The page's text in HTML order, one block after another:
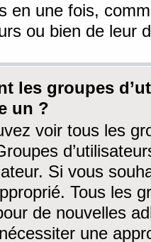
en une fois,
ou bien de leur
les groupes
un ?
voir tous les
Si vous
Tous les
de nouvelles
une